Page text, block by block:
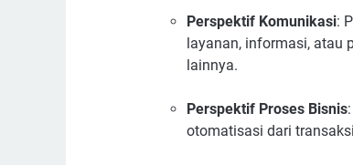
Perspektif Komunikasi:
layanan, informasi, atau
lainnya.
Perspektif Proses Bisnis
otomatisasi dari